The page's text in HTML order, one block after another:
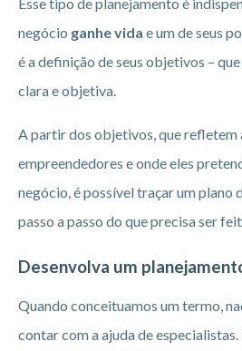
negócio ganhe vida e um de seus
é a definição de seus objetivos –
clara e objetiva.
A partir dos objetivos, que refletem
empreendedores e onde eles
negócio, é possível traçar um plano
passo a passo do que precisa ser
Desenvolva um
Quando conceituamos um termo,
contar com a ajuda de